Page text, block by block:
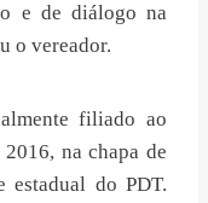
e de diálogo na
o vereador.
filiado ao
na chapa de
estadual do PDT.